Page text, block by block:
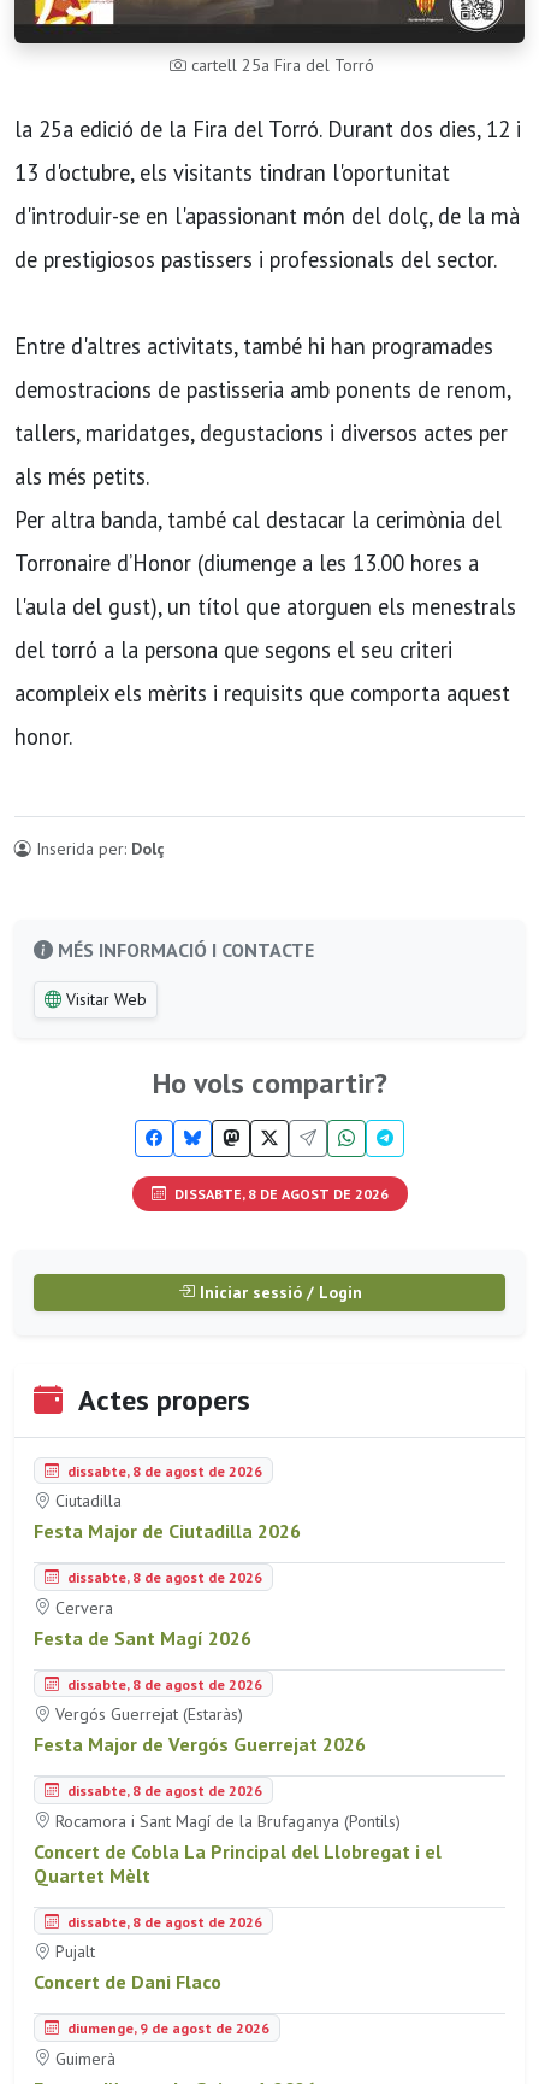
cartell 25a Fira del Torró
la 25a edició de la Fira del Torró. Durant dos dies, 12 i
13 d'octubre, els visitants tindran l'oportunitat
d'introduir-se en l'apassionant món del dolç, de la mà
de prestigiosos pastissers i professionals del sector.
Entre d'altres activitats, també hi han programades
demostracions de pastisseria amb ponents de renom,
tallers, maridatges, degustacions i diversos actes per
als més petits.
Per altra banda, també cal destacar la cerimònia del
Torronaire d’Honor (diumenge a les 13.00 hores a
l'aula del gust), un títol que atorguen els menestrals
del torró a la persona que segons el seu criteri
acompleix els mèrits i requisits que comporta aquest
honor.
Inserida per: Dolç
MÉS INFORMACIÓ I CONTACTE
Visitar Web
Ho vols compartir?
DISSABTE, 8 DE AGOST DE 2026
Iniciar sessió / Login
Actes propers
dissabte, 8 de agost de 2026
Ciutadilla
Festa Major de Ciutadilla 2026
dissabte, 8 de agost de 2026
Cervera
Festa de Sant Magí 2026
dissabte, 8 de agost de 2026
Vergós Guerrejat (Estaràs)
Festa Major de Vergós Guerrejat 2026
dissabte, 8 de agost de 2026
Rocamora i Sant Magí de la Brufaganya (Pontils)
Concert de Cobla La Principal del Llobregat i el
Quartet Mèlt
dissabte, 8 de agost de 2026
Pujalt
Concert de Dani Flaco
diumenge, 9 de agost de 2026
Guimerà